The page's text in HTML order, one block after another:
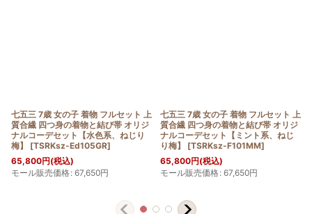
七五三 7歳 女の子 着物 フルセット 上
質合繊 四つ身の着物と結び帯 オリジ
ナルコーデセット【水色系、ねじり
梅】
[TSRKsz-Ed105GR]
65,800円(税込)
モール販売価格: 67,650円
七五三 7歳 女の子 着物 フルセット 上
質合繊 四つ身の着物と結び帯 オリジ
ナルコーデセット【ミント系、ねじ
り梅】
[TSRKsz-F101MM]
65,800円(税込)
モール販売価格: 67,650円